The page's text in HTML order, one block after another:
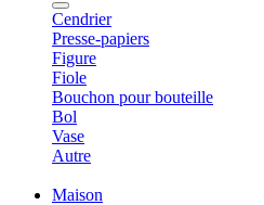
Cendrier
Presse-papiers
Figure
Fiole
Bouchon pour bouteille
Bol
Vase
Autre
Maison